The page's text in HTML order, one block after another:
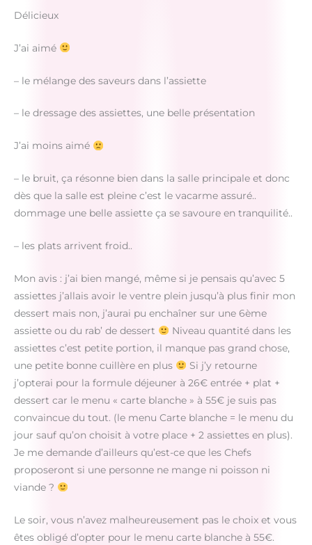
Délicieux
J’ai aimé
– le mélange des saveurs dans l’assiette
– le dressage des assiettes, une belle présentation
J’ai moins aimé
– le bruit, ça résonne bien dans la salle principale et donc
dès que la salle est pleine c’est le vacarme assuré..
dommage une belle assiette ça se savoure en tranquilité..
– les plats arrivent froid..
Mon avis : j’ai bien mangé, même si je pensais qu’avec 5
assiettes j’allais avoir le ventre plein jusqu’à plus finir mon
dessert mais non, j’aurai pu enchaîner sur une 6ème
assiette ou du rab’ de dessert
Niveau quantité dans les
assiettes c’est petite portion, il manque pas grand chose,
une petite bonne cuillère en plus
Si j’y retourne
j’opterai pour la formule déjeuner à 26€ entrée + plat +
dessert car le menu « carte blanche » à 55€ je suis pas
convaincue du tout. (le menu Carte blanche = le menu du
jour sauf qu’on choisit à votre place + 2 assiettes en plus).
Je me demande d’ailleurs qu’est-ce que les Chefs
proposeront si une personne ne mange ni poisson ni
viande ?
Le soir, vous n’avez malheureusement pas le choix et vous
êtes obligé d’opter pour le menu carte blanche à 55€.